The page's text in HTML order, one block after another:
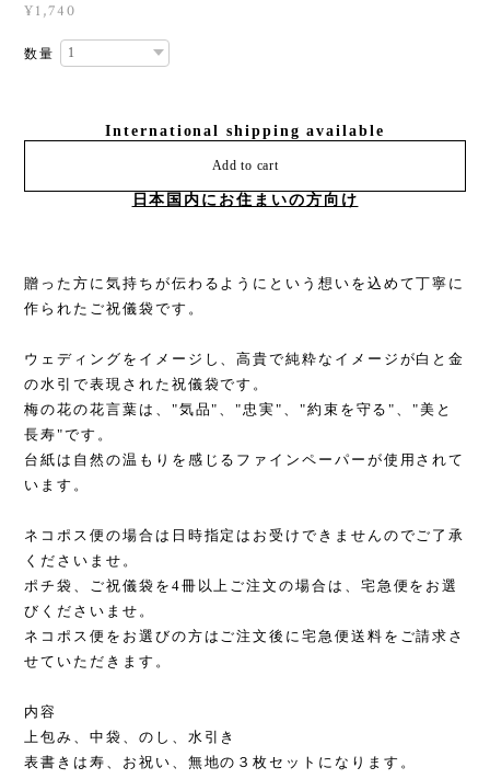
¥1,740
数量
International shipping available
Add to cart
日本国内にお住まいの方向け
贈った方に気持ちが伝わるようにという想いを込めて丁寧に
作られたご祝儀袋です。
ウェディングをイメージし、高貴で純粋なイメージが白と金
の水引で表現された祝儀袋です。
梅の花の花言葉は、"気品"、"忠実"、"約束を守る"、"美と
長寿"です。
台紙は自然の温もりを感じるファインペーパーが使用されて
います。
ネコポス便の場合は日時指定はお受けできませんのでご了承
くださいませ。
ポチ袋、ご祝儀袋を4冊以上ご注文の場合は、宅急便をお選
びくださいませ。
ネコポス便をお選びの方はご注文後に宅急便送料をご請求さ
せていただきます。
内容
上包み、中袋、のし、水引き
表書きは寿、お祝い、無地の３枚セットになります。